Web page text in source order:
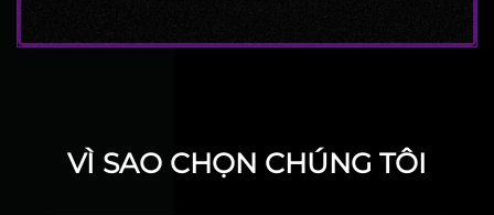
VÌ SAO CHỌN CHÚNG TÔI